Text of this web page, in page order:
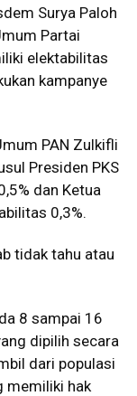
Surya Paloh
Partai
elektabilitas
kampanye
PAN Zulkifli
Presiden PKS
dan Ketua
0,3%.
tidak tahu atau
8 sampai 16
dipilih secara
dari populasi
memiliki hak